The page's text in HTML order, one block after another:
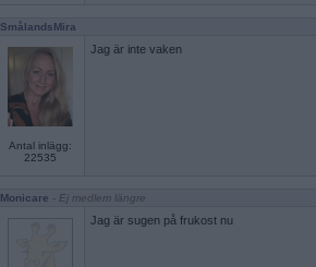
SmålandsMira
Antal inlägg:
22535
Jag är inte vaken
Monicare - Ej medlem längre
Jag är sugen på frukost nu